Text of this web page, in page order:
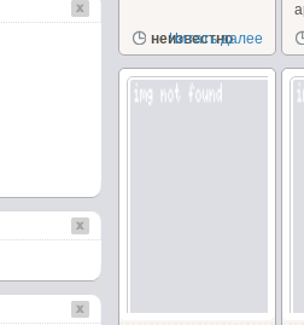
неизвестно
Читать далее